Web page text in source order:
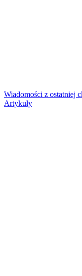
Wiadomości z ostatniej
Artykuły